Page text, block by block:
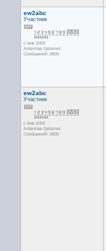
ew2abc
Участник
с янв 2009
Antennae Galaxies
Сообщений: 2800
ew2abc
Участник
с янв 2009
Antennae Galaxies
Сообщений: 2800